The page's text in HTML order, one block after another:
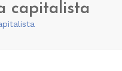
capitalista